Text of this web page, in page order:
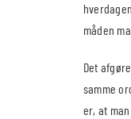
måden
Det
samme
er, at